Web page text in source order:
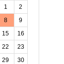
1
2
8
9
15
16
22
23
29 30